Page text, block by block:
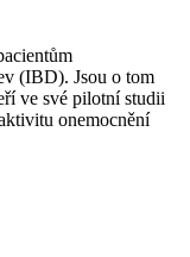
(IBD). Jsou o tom
ve své pilotní studii
onemocnění